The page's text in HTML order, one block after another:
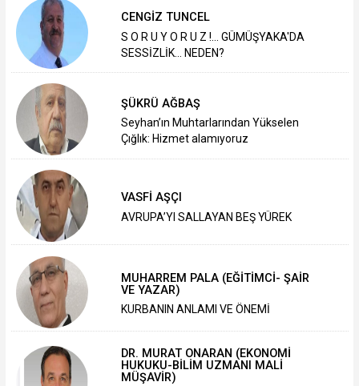
CENGİZ TUNCEL
S O R U Y O R U Z !... GÜMÜŞYAKA'DA
SESSİZLİK... NEDEN?
ŞÜKRÜ AĞBAŞ
Seyhan’ın Muhtarlarından Yükselen
Çığlık: Hizmet alamıyoruz
VASFİ AŞÇI
AVRUPA’YI SALLAYAN BEŞ YÜREK
MUHARREM PALA (EĞİTİMCİ- ŞAİR
VE YAZAR)
KURBANIN ANLAMI VE ÖNEMİ
DR. MURAT ONARAN (EKONOMİ
HUKUKU-BİLİM UZMANI MALİ
MÜŞAVİR)